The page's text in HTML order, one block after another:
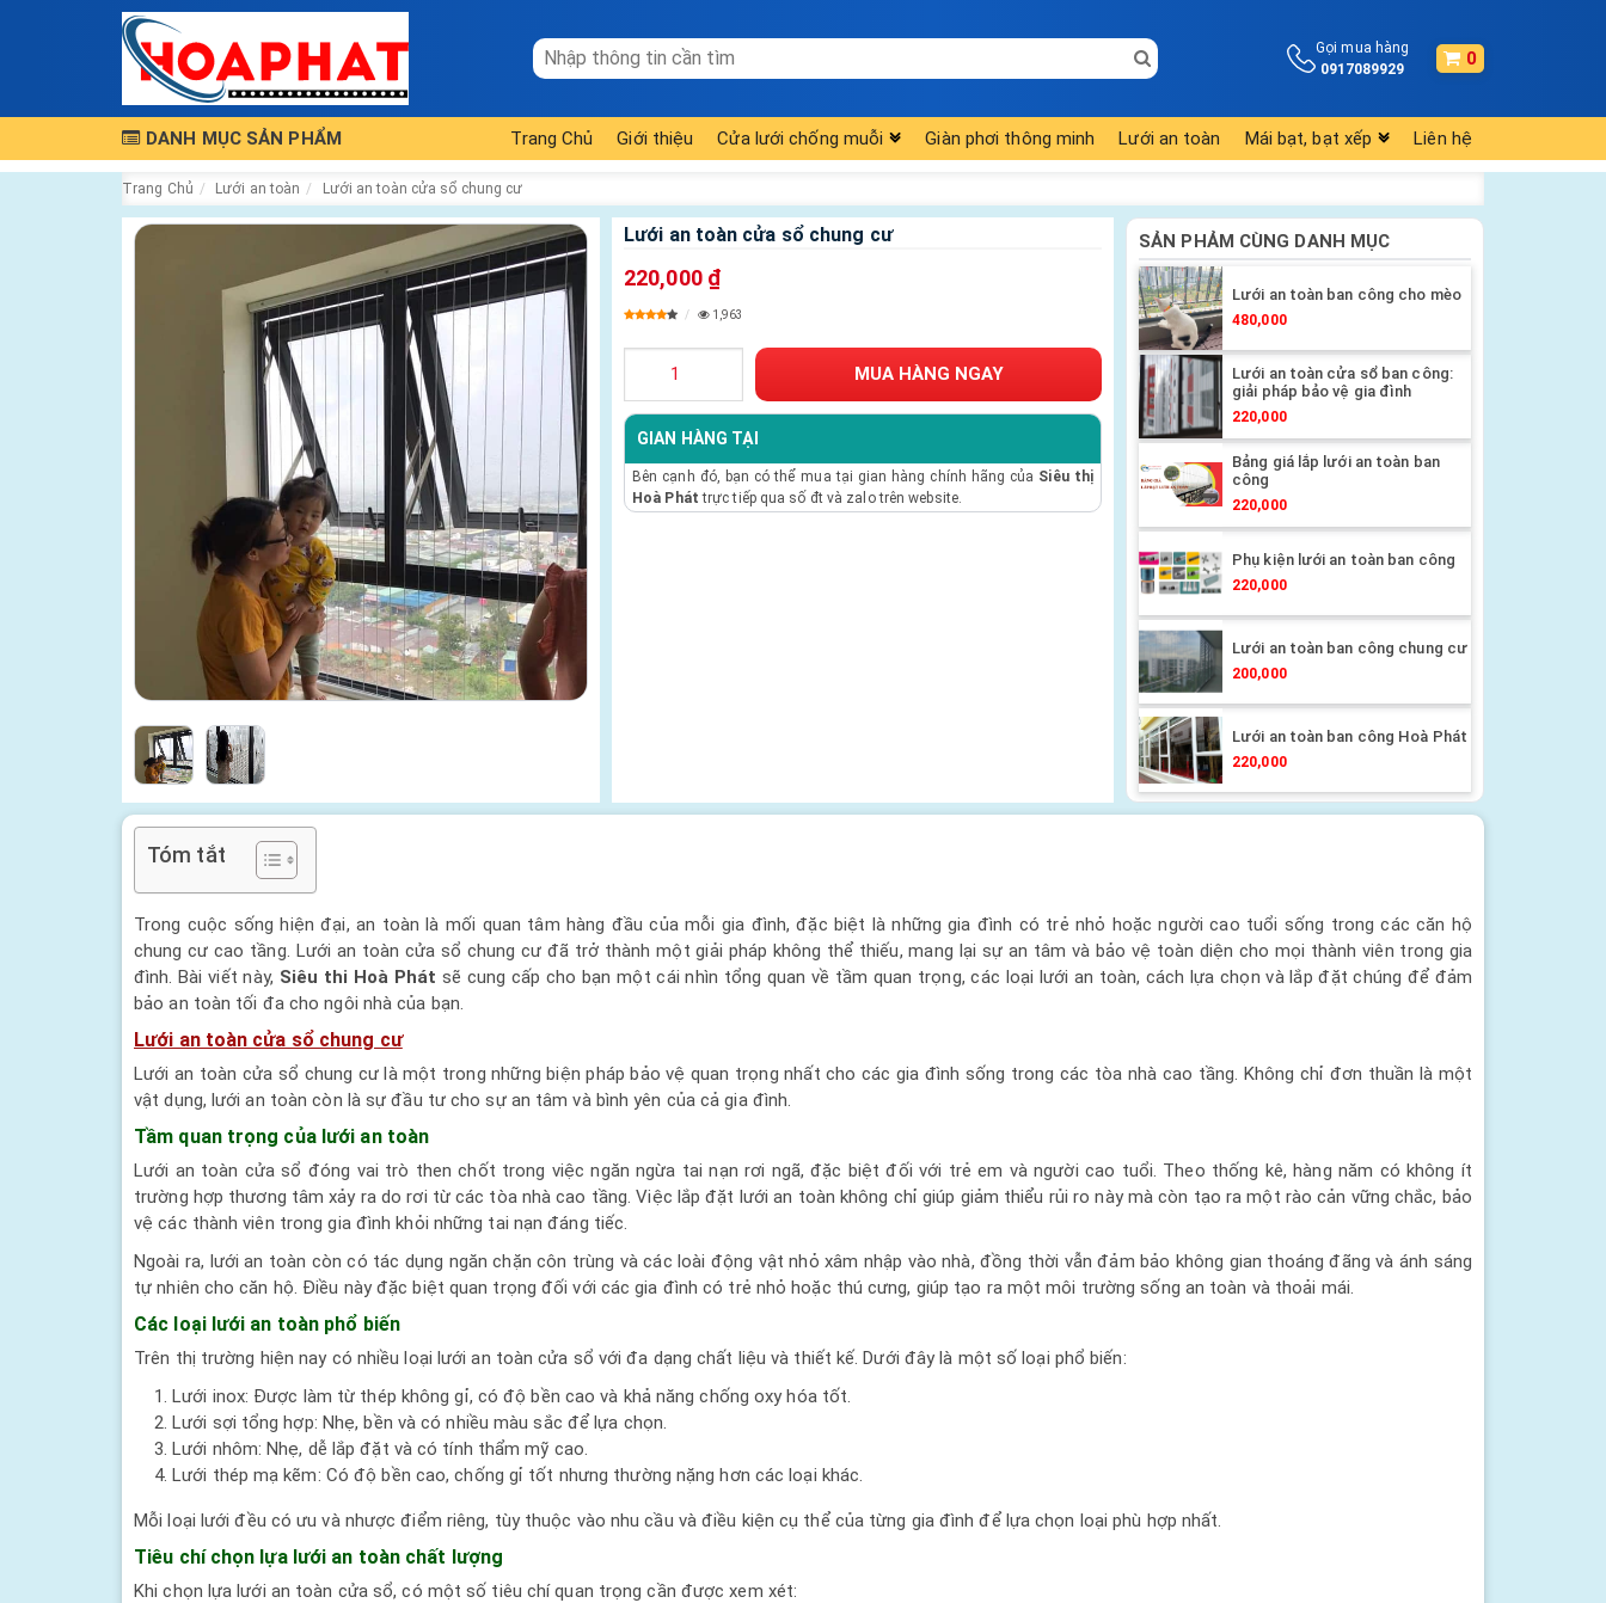
Gọi mua hàng
0917089929
0
Trang Chủ Giới thiệu Cửa lưới chống muỗi Giàn phơi thông minh Lưới an toàn Mái bạt, bạt xếp Liên hệ
DANH MỤC SẢN PHẨM
Trang Chủ Lưới an toàn Lưới an toàn cửa sổ chung cư
Lưới an toàn cửa sổ chung cư
220,000 ₫
1,963
GIAN HÀNG TẠI
Bên cạnh đó, bạn có thể mua tại gian hàng chính hãng của Siêu thị
Hoà Phát trực tiếp qua số đt và zalo trên website.
SẢN PHẢM CÙNG DANH MỤC
Lưới an toàn ban công cho mèo
480,000
Lưới an toàn cửa sổ ban công:
giải pháp bảo vệ gia đình
220,000
Bảng giá lắp lưới an toàn ban
công
220,000
Phụ kiện lưới an toàn ban công
220,000
Lưới an toàn ban công chung cư
200,000
Lưới an toàn ban công Hoà Phát
220,000
Tóm tắt
Trong cuộc sống hiện đại, an toàn là mối quan tâm hàng đầu của mỗi gia đình, đặc biệt là những gia đình có trẻ nhỏ hoặc người cao tuổi sống trong các căn hộ
chung cư cao tầng. Lưới an toàn cửa sổ chung cư đã trở thành một giải pháp không thể thiếu, mang lại sự an tâm và bảo vệ toàn diện cho mọi thành viên trong gia
đình. Bài viết này, Siêu thi Hoà Phát sẽ cung cấp cho bạn một cái nhìn tổng quan về tầm quan trọng, các loại lưới an toàn, cách lựa chọn và lắp đặt chúng để đảm
bảo an toàn tối đa cho ngôi nhà của bạn.
Lưới an toàn cửa sổ chung cư
Lưới an toàn cửa sổ chung cư là một trong những biện pháp bảo vệ quan trọng nhất cho các gia đình sống trong các tòa nhà cao tầng. Không chỉ đơn thuần là một
vật dụng, lưới an toàn còn là sự đầu tư cho sự an tâm và bình yên của cả gia đình.
Tầm quan trọng của lưới an toàn
Lưới an toàn cửa sổ đóng vai trò then chốt trong việc ngăn ngừa tai nạn rơi ngã, đặc biệt đối với trẻ em và người cao tuổi. Theo thống kê, hàng năm có không ít
trường hợp thương tâm xảy ra do rơi từ các tòa nhà cao tầng. Việc lắp đặt lưới an toàn không chỉ giúp giảm thiểu rủi ro này mà còn tạo ra một rào cản vững chắc, bảo
vệ các thành viên trong gia đình khỏi những tai nạn đáng tiếc.
Ngoài ra, lưới an toàn còn có tác dụng ngăn chặn côn trùng và các loài động vật nhỏ xâm nhập vào nhà, đồng thời vẫn đảm bảo không gian thoáng đãng và ánh sáng
tự nhiên cho căn hộ. Điều này đặc biệt quan trọng đối với các gia đình có trẻ nhỏ hoặc thú cưng, giúp tạo ra một môi trường sống an toàn và thoải mái.
Các loại lưới an toàn phổ biến
Trên thị trường hiện nay có nhiều loại lưới an toàn cửa sổ với đa dạng chất liệu và thiết kế. Dưới đây là một số loại phổ biến:
Lưới inox: Được làm từ thép không gỉ, có độ bền cao và khả năng chống oxy hóa tốt.
Lưới sợi tổng hợp: Nhẹ, bền và có nhiều màu sắc để lựa chọn.
Lưới nhôm: Nhẹ, dễ lắp đặt và có tính thẩm mỹ cao.
Lưới thép mạ kẽm: Có độ bền cao, chống gỉ tốt nhưng thường nặng hơn các loại khác.
Mỗi loại lưới đều có ưu và nhược điểm riêng, tùy thuộc vào nhu cầu và điều kiện cụ thể của từng gia đình để lựa chọn loại phù hợp nhất.
Tiêu chí chọn lựa lưới an toàn chất lượng
Khi chọn lựa lưới an toàn cửa sổ, có một số tiêu chí quan trọng cần được xem xét: